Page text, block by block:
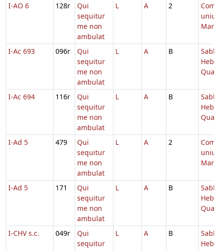
I-AO 6 128r
Qui
sequitur
me non
ambulat
L A 2
unius
I-Ac 693 096r
Qui
sequitur
me non
ambulat
L A B
Sabb.
I-Ac 694 116r
Qui
sequitur
me non
ambulat
L A B
Sabb.
I-Ad 5 479
Qui
sequitur
me non
ambulat
L A 2
unius
I-Ad 5 171
Qui
sequitur
me non
ambulat
L A B
Sabb.
I-CHV s.c. 049r
Qui
sequitur
L A B
Sabb.